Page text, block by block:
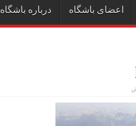
اعضای باشگاه درباره باشگاه